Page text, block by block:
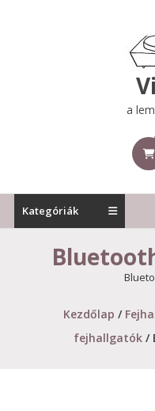
a
Kategóriák
Kezdőlap /
fejhallgatók/